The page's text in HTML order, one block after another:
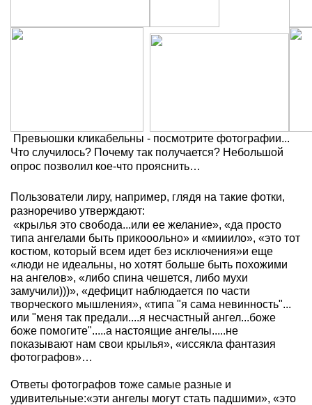
Превьюшки кликабельны - посмотрите фотографии...
Что случилось? Почему так получается? Небольшой
опрос позволил кое-что прояснить…
Пользователи лиру, например, глядя на такие фотки,
разноречиво утверждают:
«крылья это свобода...или ее желание», «да просто
типа ангелами быть прикооольно» и «мииило», «это тот
костюм, который всем идет без исключения»и еще
«люди не идеальны, но хотят больше быть похожими
на ангелов», «либо спина чешется, либо мухи
замучили)))», «дефицит наблюдается по части
творческого мышления», «типа "я сама невинность"...
или "меня так предали....я несчастный ангел...боже
боже помогите".....а настоящие ангелы.....не
показывают нам свои крылья», «иссякла фантазия
фотографов»…
Ответы фотографов тоже самые разные и
удивительные:«эти ангелы могут стать падшими», «это